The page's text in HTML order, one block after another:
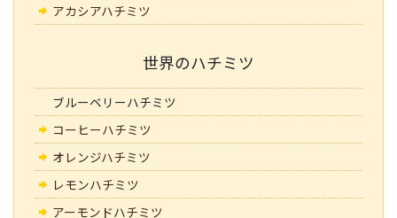
アカシアハチミツ
世界のハチミツ
ブルーベリーハチミツ
コーヒーハチミツ
オレンジハチミツ
レモンハチミツ
アーモンドハチミツ